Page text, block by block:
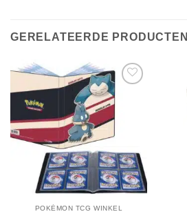
GERELATEERDE PRODUCTEN
POKÉMON TCG WINKEL